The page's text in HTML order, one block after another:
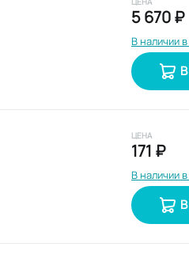
5 670 ₽
В наличии
ЦЕНА
171 ₽
В наличии